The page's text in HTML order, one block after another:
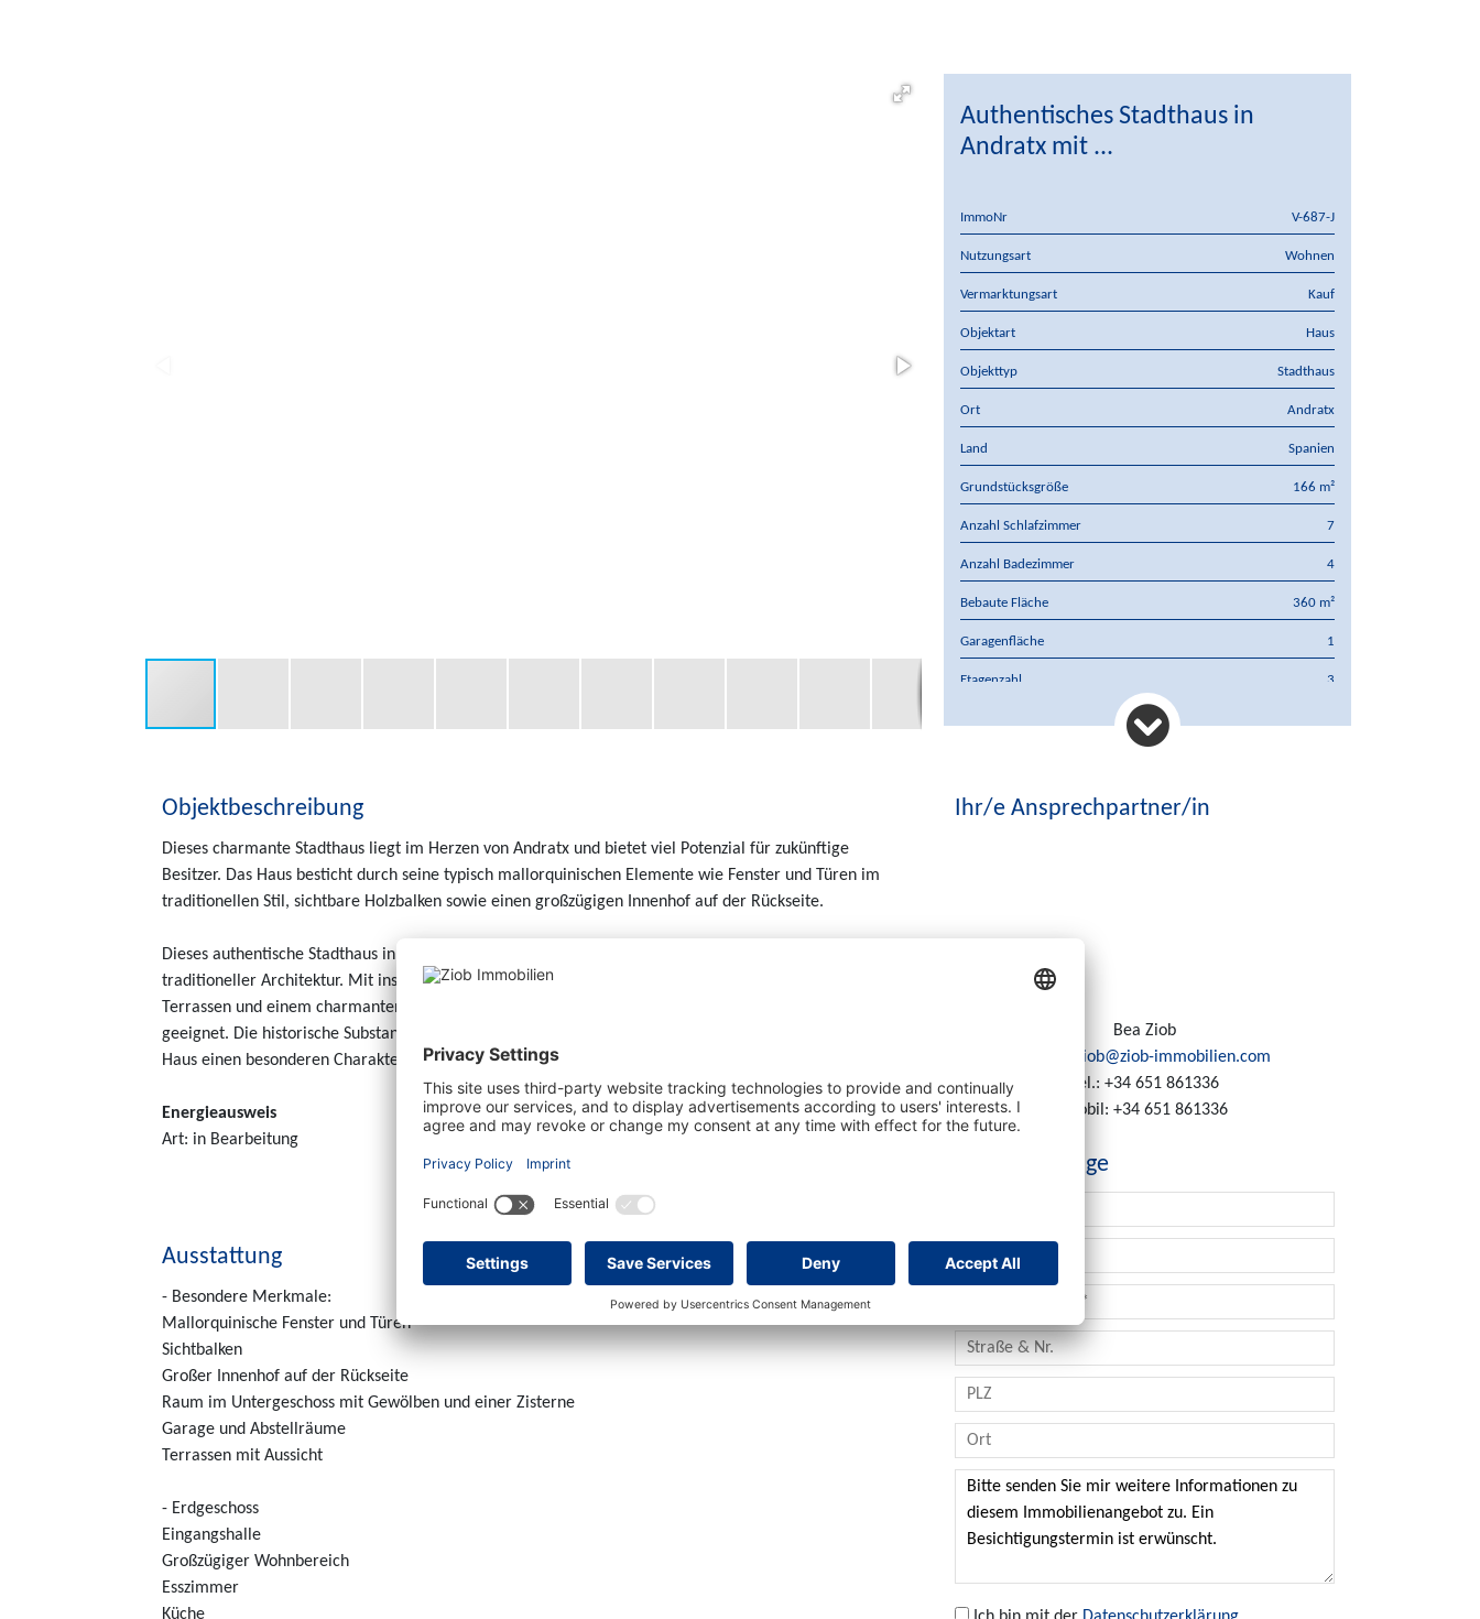
Authentisches Stadthaus in
Andratx mit ...
ImmoNr V-687-J
Nutzungsart Wohnen
Vermarktungsart Kauf
Objektart Haus
Objekttyp Stadthaus
Ort Andratx
Land Spanien
Grundstücksgröße 166 m²
Anzahl Schlafzimmer 7
Anzahl Badezimmer 4
Bebaute Fläche 360 m²
Garagenfläche 1
Etagenzahl 3
Klimatisierung
Objektbeschreibung
Dieses charmante Stadthaus liegt im Herzen von Andratx und bietet viel Potenzial für zukünftige
Besitzer. Das Haus besticht durch seine typisch mallorquinischen Elemente wie Fenster und Türen im
traditionellen Stil, sichtbare Holzbalken sowie einen großzügigen Innenhof auf der Rückseite.
Dieses authentische Stadthaus in Andratx bietet vielfältige Möglichkeiten und ist ideal für Liebhaber
traditioneller Architektur. Mit insgesamt 7 Schlafzimmern und 3 Bädern sowie zusätzlichen Gäste-WC,
Terrassen und einem charmanten Innenhof, ist es perfekt für große Familien oder als Ferienhaus
geeignet. Die historische Substanz wie die Gewölbe im Untergeschoss und die Zisterne verleihen dem
Haus einen besonderen Charakter.
Energieausweis
Art: in Bearbeitung
Ausstattung
- Besondere Merkmale:
Mallorquinische Fenster und Türen
Sichtbalken
Großer Innenhof auf der Rückseite
Raum im Untergeschoss mit Gewölben und einer Zisterne
Garage und Abstellräume
Terrassen mit Aussicht
- Erdgeschoss
Eingangshalle
Großzügiger Wohnbereich
Esszimmer
Küche
Ihr/e Ansprechpartner/in
Bea Ziob
ziob@ziob-immobilien.com
Tel.: +34 651 861336
Mobil: +34 651 861336
Kontaktanfrage